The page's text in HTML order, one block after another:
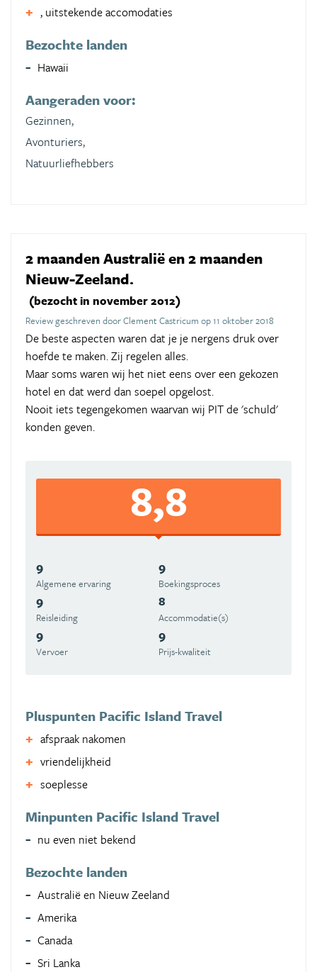
, uitstekende accomodaties
Bezochte landen
Hawaii
Aangeraden voor:
Gezinnen,
Avonturiers,
Natuurliefhebbers
2 maanden Australië en 2 maanden
Nieuw-Zeeland.
(bezocht in november 2012)
Review geschreven door Clement Castricum op 11 oktober 2018
De beste aspecten waren dat je je nergens druk over
hoefde te maken. Zij regelen alles.
Maar soms waren wij het niet eens over een gekozen
hotel en dat werd dan soepel opgelost.
Nooit iets tegengekomen waarvan wij PIT de 'schuld'
konden geven.
8,8
9
Algemene ervaring
9
Boekingsproces
9
Reisleiding
8
Accommodatie(s)
9
Vervoer
9
Prijs-kwaliteit
Pluspunten Pacific Island Travel
afspraak nakomen
vriendelijkheid
soeplesse
Minpunten Pacific Island Travel
nu even niet bekend
Bezochte landen
Australië en Nieuw Zeeland
Amerika
Canada
Sri Lanka